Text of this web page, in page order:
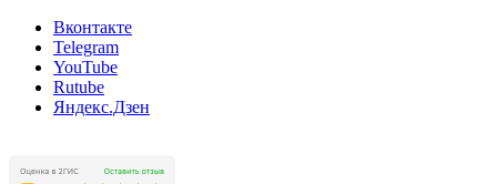
Вконтакте
Telegram
YouTube
Rutube
Яндекс.Дзен